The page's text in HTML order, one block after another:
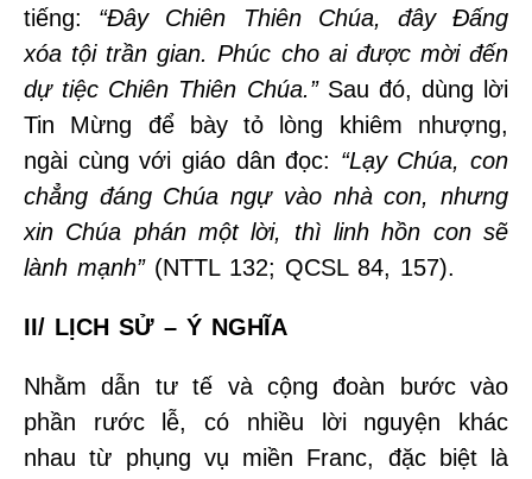
tiếng: “Đây Chiên Thiên Chúa, đây Đấng
xóa tội trần gian. Phúc cho ai được mời đến
dự tiệc Chiên Thiên Chúa.”Sau đó, dùng lời
Tin Mừng để bày tỏ lòng khiêm nhượng,
ngài cùng với giáo dân đọc: “Lạy Chúa, con
chẳng đáng Chúa ngự vào nhà con, nhưng
xin Chúa phán một lời, thì linh hồn con sẽ
lành mạnh”(NTTL 132; QCSL 84, 157).
II/ LỊCH SỬ – Ý NGHĨA
Nhằm dẫn tư tế và cộng đoàn bước vào
phần rước lễ, có nhiều lời nguyện khác
nhau từ phụng vụ miền Franc, đặc biệt là